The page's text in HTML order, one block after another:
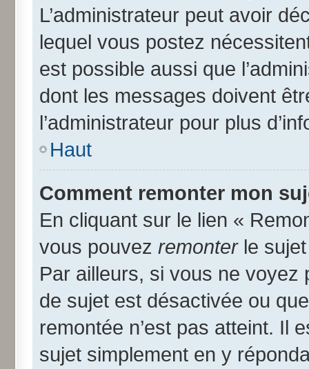
L’administrateur peut avoir
lequel vous postez
est possible aussi que
dont les messages doivent
l’administrateur pour plus
Haut
Comment remonter mon
En cliquant sur le lien «
vous pouvez remonterle sujet
Par ailleurs, si vous ne voyez
de sujet est désactivée ou
remontée n’est pas atteint. Il
sujet simplement en y